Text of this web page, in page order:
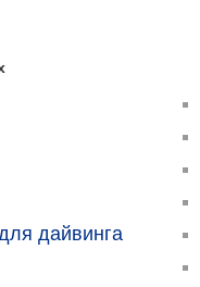
дайвинга